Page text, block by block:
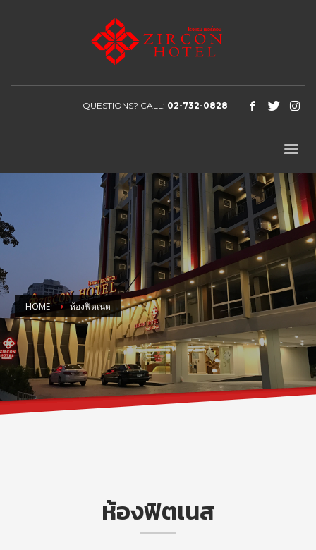
QUESTIONS? CALL: 02-732-0828
HOME ห้องฟิตเนต
ห้องฟิตเนส